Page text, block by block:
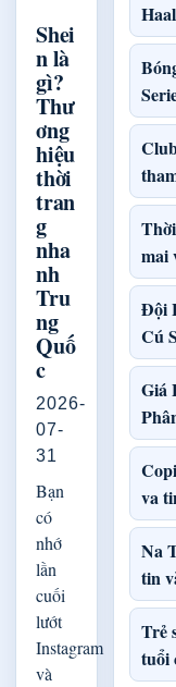
Shei
n là
gì?
Thư
ơng
hiệu
thời
tran
g
nha
nh
Tru
ng
Quố
c
2026-
07-
31
Bạn
có
nhớ
lần
cuối
lướt
Instagram
và
mai
Đội
Cú
Giá
va
Na
tin
Trẻ
tuổi